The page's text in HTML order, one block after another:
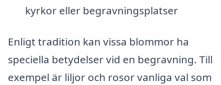
kyrkor eller begravningsplatser
Enligt tradition kan vissa blommor ha
speciella betydelser vid en begravning. Till
exempel är liljor och rosor vanliga val som